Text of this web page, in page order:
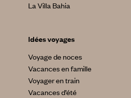
La Villa Bahia
Idées voyages
Voyage de noces
Vacances en famille
Voyager en train
Vacances d’été